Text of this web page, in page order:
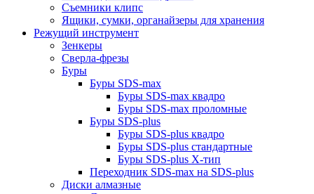
Съемники клипс
Ящики, сумки, органайзеры для хранения
Режущий инструмент
Зенкеры
Сверла-фрезы
Буры
Буры SDS-max
Буры SDS-max квадро
Буры SDS-max проломные
Буры SDS-plus
Буры SDS-plus квадро
Буры SDS-plus стандартные
Буры SDS-plus Х-тип
Переходник SDS-max на SDS-plus
Диски алмазные